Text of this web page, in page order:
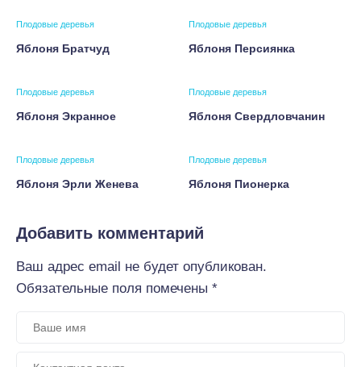
Плодовые деревья
Яблоня Братчуд
Плодовые деревья
Яблоня Персиянка
Плодовые деревья
Яблоня Экранное
Плодовые деревья
Яблоня Свердловчанин
Плодовые деревья
Яблоня Эрли Женева
Плодовые деревья
Яблоня Пионерка
Добавить комментарий
Ваш адрес email не будет опубликован.
Обязательные поля помечены *